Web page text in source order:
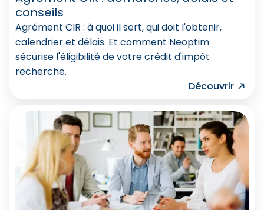
conseils
Agrément CIR : à quoi il sert, qui doit l'obtenir,
calendrier et délais. Et comment Neoptim
sécurise l'éligibilité de votre crédit d'impôt
recherche.
Découvrir